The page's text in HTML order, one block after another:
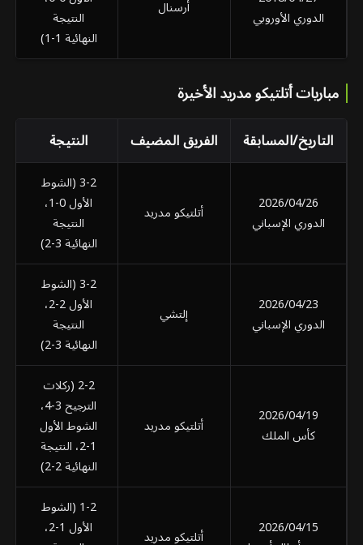
الدوري الأوروبي
أرسنال
النتيجة
النهائية 1-1)
مباريات أتلتيكو مدريد الأخيرة
التاريخ/المسابقة الفريق المضيف النتيجة
2026/04/26
الدوري الإسباني
أتلتيكو مدريد
3-2 (الشوط
الأول 0-1،
النتيجة
النهائية 3-2)
2026/04/23
الدوري الإسباني
إلتشي
3-2 (الشوط
الأول 2-2،
النتيجة
النهائية 3-2)
2026/04/19
كأس الملك
أتلتيكو مدريد
2-2 (ركلات
الترجيح 3-4،
الشوط الأول
1-2، النتيجة
النهائية 2-2)
2026/04/15
أتلتيكو مدريد
1-2 (الشوط
الأول 1-2،